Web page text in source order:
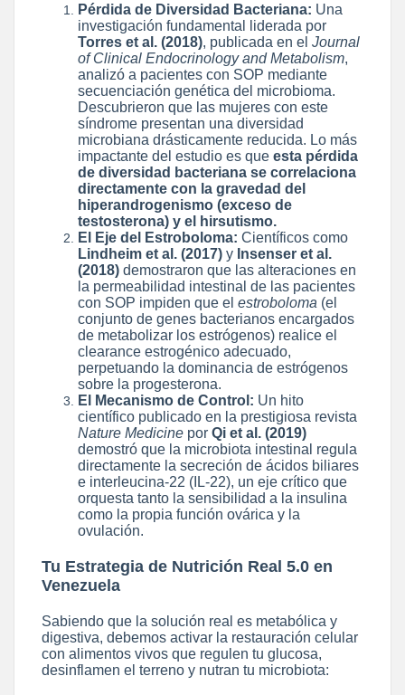
Pérdida de Diversidad Bacteriana: Una
investigación fundamental liderada por
Torres et al. (2018), publicada en el Journal
of Clinical Endocrinology and Metabolism,
analizó a pacientes con SOP mediante
secuenciación genética del microbioma.
Descubrieron que las mujeres con este
síndrome presentan una diversidad
microbiana drásticamente reducida. Lo más
impactante del estudio es que esta pérdida
de diversidad bacteriana se correlaciona
directamente con la gravedad del
hiperandrogenismo (exceso de
testosterona) y el hirsutismo.
El Eje del Estroboloma: Científicos como
Lindheim et al. (2017) y Insenser et al.
(2018) demostraron que las alteraciones en
la permeabilidad intestinal de las pacientes
con SOP impiden que el estroboloma (el
conjunto de genes bacterianos encargados
de metabolizar los estrógenos) realice el
clearance estrogénico adecuado,
perpetuando la dominancia de estrógenos
sobre la progesterona.
El Mecanismo de Control: Un hito
científico publicado en la prestigiosa revista
Nature Medicine por Qi et al. (2019)
demostró que la microbiota intestinal regula
directamente la secreción de ácidos biliares
e interleucina-22 (IL-22), un eje crítico que
orquesta tanto la sensibilidad a la insulina
como la propia función ovárica y la
ovulación.
Tu Estrategia de Nutrición Real 5.0 en
Venezuela
Sabiendo que la solución real es metabólica y
digestiva, debemos activar la restauración celular
con alimentos vivos que regulen tu glucosa,
desinflamen el terreno y nutran tu microbiota: